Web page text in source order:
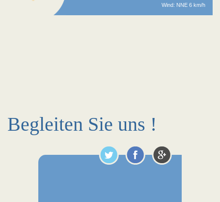
Wind: NNE 6 km/h
Begleiten Sie uns !